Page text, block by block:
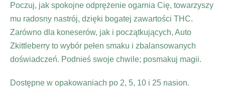
Poczuj, jak spokojne odprężenie ogarnia Cię, towarzyszy
mu radosny nastrój, dzięki bogatej zawartości THC.
Zarówno dla koneserów, jak i początkujących, Auto
Zkittleberry to wybór pełen smaku i zbalansowanych
doświadczeń. Podnieś swoje chwile; posmakuj magii.
Dostępne w opakowaniach po 2, 5, 10 i 25 nasion.